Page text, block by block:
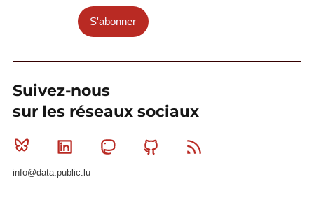
S'abonner
Suivez-nous
sur les réseaux sociaux
Bluesky Linkedin MastodonGithub
info@data.public.lu